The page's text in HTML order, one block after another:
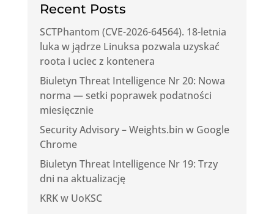
Recent Posts
SCTPhantom (CVE-2026-64564). 18-letnia
luka w jądrze Linuksa pozwala uzyskać
roota i uciec z kontenera
Biuletyn Threat Intelligence Nr 20: Nowa
norma — setki poprawek podatności
miesięcznie
Security Advisory – Weights.bin w Google
Chrome
Biuletyn Threat Intelligence Nr 19: Trzy
dni na aktualizację
KRK w UoKSC